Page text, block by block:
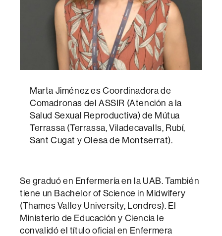
Marta Jiménez es Coordinadora de
Comadronas del ASSIR (Atención a la
Salud Sexual Reproductiva) de Mútua
Terrassa (Terrassa, Viladecavalls, Rubí,
Sant Cugat y Olesa de Montserrat).
Se graduó en Enfermería en la UAB. También
tiene un Bachelor of Science in Midwifery
(Thames Valley University, Londres). El
Ministerio de Educación y Ciencia le
convalidó el título oficial en Enfermera